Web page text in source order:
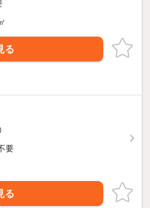
る
要
る